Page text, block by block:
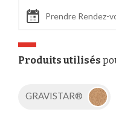
Prendre Rendez-
Produits utilisés
GRAVISTAR®